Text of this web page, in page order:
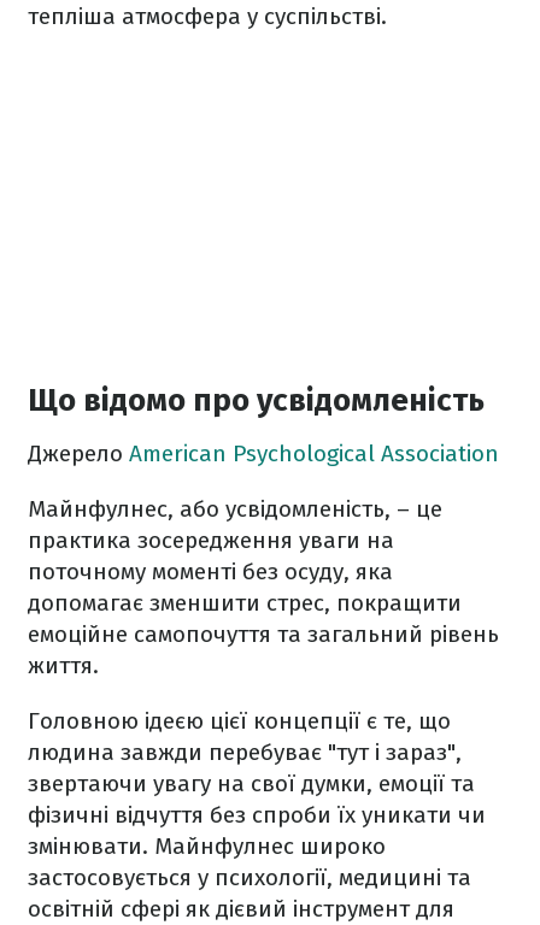
тепліша атмосфера у суспільстві.
Що відомо про усвідомленість
Джерело American Psychological Association
Майнфулнес, або усвідомленість, – це
практика зосередження уваги на
поточному моменті без осуду, яка
допомагає зменшити стрес, покращити
емоційне самопочуття та загальний рівень
життя.
Головною ідеєю цієї концепції є те, що
людина завжди перебуває "тут і зараз",
звертаючи увагу на свої думки, емоції та
фізичні відчуття без спроби їх уникати чи
змінювати. Майнфулнес широко
застосовується у психології, медицині та
освітній сфері як дієвий інструмент для